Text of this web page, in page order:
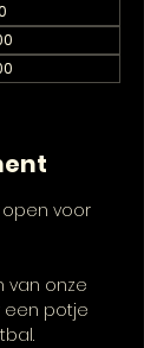
voor
van onze
een potje